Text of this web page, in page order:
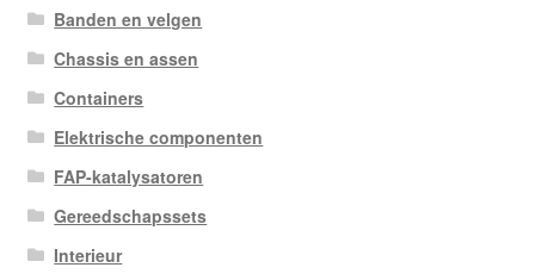
Banden en velgen
Chassis en assen
Containers
Elektrische componenten
FAP-katalysatoren
Gereedschapssets
Interieur